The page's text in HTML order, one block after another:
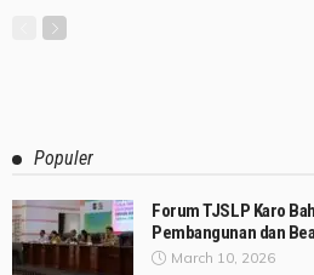
Populer
Forum TJSLP Karo
Pembangunan dan
March 10, 2026